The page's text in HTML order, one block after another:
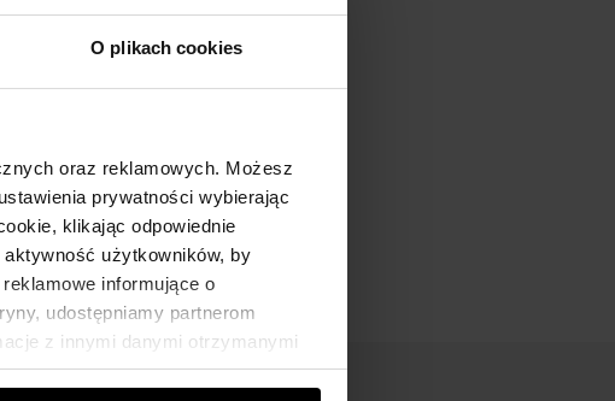
O plikach cookies
oraz reklamowych. Możesz
prywatności wybierając
klikając odpowiednie
aktywność użytkowników, by
informujące o
udostępniamy partnerom
z innymi danymi otrzymanymi